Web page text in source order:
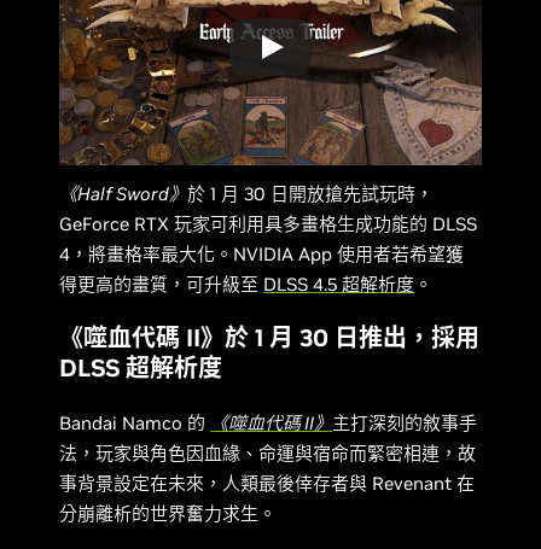
《Half Sword》於 1 月 30 日開放搶先試玩時，
GeForce RTX 玩家可利用具多畫格生成功能的 DLSS
4，將畫格率最大化。NVIDIA App 使用者若希望獲
得更高的畫質，可升級至 DLSS 4.5 超解析度 。
《噬血代碼 II》於 1 月 30 日推出，採用
DLSS 超解析度
Bandai Namco 的 《噬血代碼 II》 主打深刻的敘事手
法，玩家與角色因血緣、命運與宿命而緊密相連，故
事背景設定在未來，人類最後倖存者與 Revenant 在
分崩離析的世界奮力求生。